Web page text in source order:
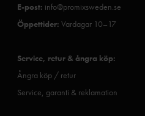
E-post: info@promixsweden.se
Öppettider: Vardagar 10–17
Service, retur & ångra köp:
Ångra köp / retur
Service, garanti & reklamation